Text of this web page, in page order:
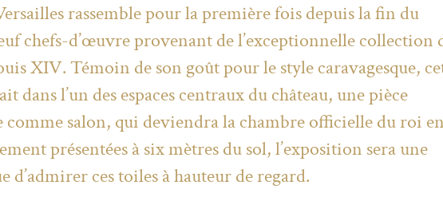
rassemble pour la première fois depuis la fin du
chefs-d’œuvre provenant de l’exceptionnelle collection
XIV. Témoin de son goût pour le style caravagesque,
dans l’un des espaces centraux du château, une pièce
comme salon, qui deviendra la chambre officielle du roi en
présentées à six mètres du sol, l’exposition sera une
d’admirer ces toiles à hauteur de regard.